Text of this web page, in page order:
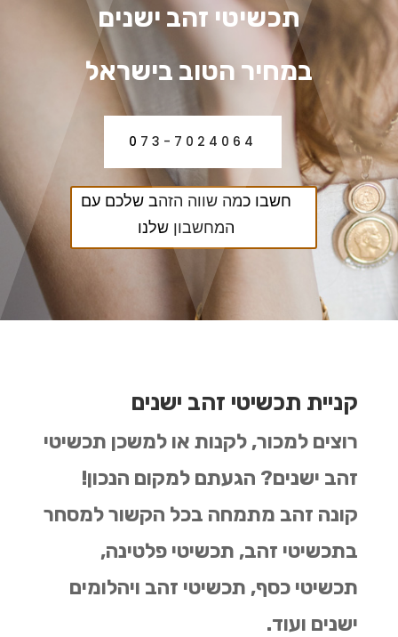
תכשיטי זהב ישנים
במחיר הטוב בישראל
073-7024064
חשבו כמה שווה הזהב שלכם עם
המחשבון שלנו
קניית תכשיטי זהב ישנים
רוצים למכור, לקנות או למשכן תכשיטי
זהב ישנים? הגעתם למקום הנכון!
קונה זהב מתמחה בכל הקשור למסחר
בתכשיטי זהב, תכשיטי פלטינה,
תכשיטי כסף, תכשיטי זהב ויהלומים
ישנים ועוד.